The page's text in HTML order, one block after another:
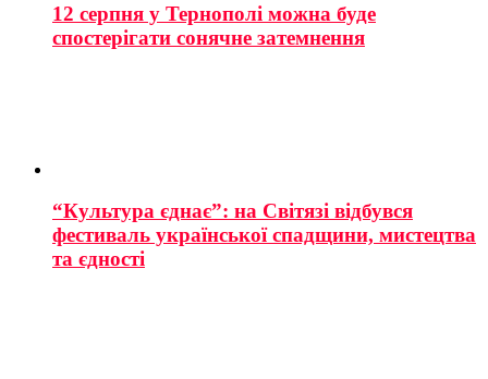
12 серпня у Тернополі можна буде
спостерігати сонячне затемнення
“Культура єднає”: на Світязі відбувся
фестиваль української спадщини, мистецтва
та єдності